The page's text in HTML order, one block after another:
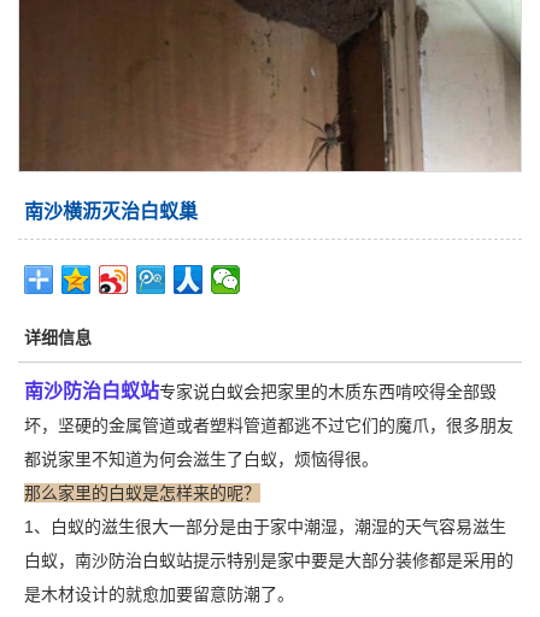
南沙横沥灭治白蚁巢
详细信息
南沙防治白蚁站专家说白蚁会把家里的木质东西啃咬得全部毁
坏，坚硬的金属管道或者塑料管道都逃不过它们的魔爪，很多朋友
都说家里不知道为何会滋生了白蚁，烦恼得很。
那么家里的白蚁是怎样来的呢？
1、白蚁的滋生很大一部分是由于家中潮湿，潮湿的天气容易滋生
白蚁，南沙防治白蚁站提示特别是家中要是大部分装修都是采用的
是木材设计的就愈加要留意防潮了。